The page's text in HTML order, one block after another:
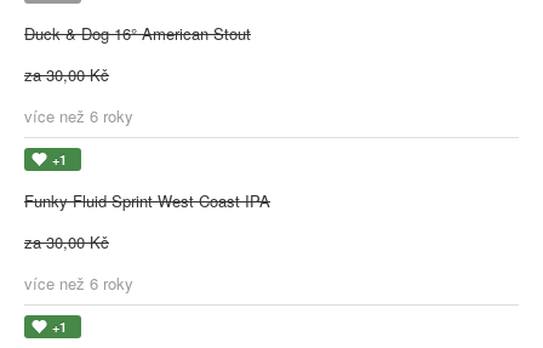
Duck & Dog 16° American Stout
za 30,00 Kč
více než 6 roky
+1
Funky Fluid Sprint West Coast IPA
za 30,00 Kč
více než 6 roky
+1